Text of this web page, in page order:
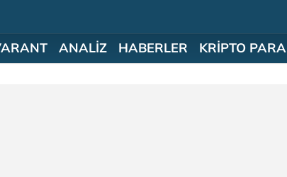
ANALİZ HABERLER KRİPTO PARA